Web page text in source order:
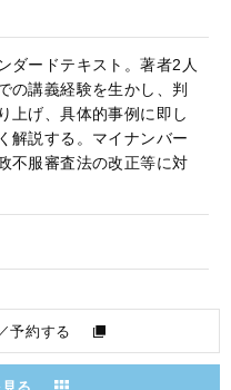
ダードテキスト。著者2人
の講義経験を生かし、判
上げ、具体的事例に即し
解説する。マイナンバー
不服審査法の改正等に対
予約する